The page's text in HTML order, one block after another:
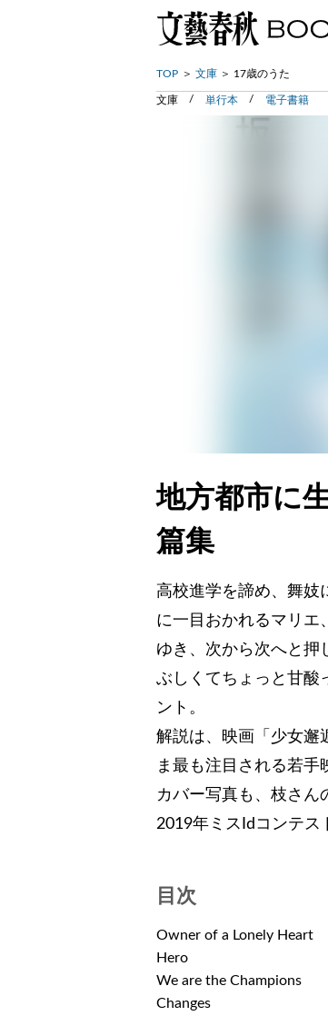
TOP 文庫 17歳のうた
文庫 単行本 電子書籍
地方都市に
篇集
高校進学を諦め、舞妓
に一目おかれるマリエ
ゆき、次から次へと押
ぶしくてちょっと甘酸
ント。
解説は、映画「少女邂
ま最も注目される若手
カバー写真も、枝さん
2019年ミスIdコンテス
目次
Owner of a Lonely Heart
Hero
We are the Champions
Changes